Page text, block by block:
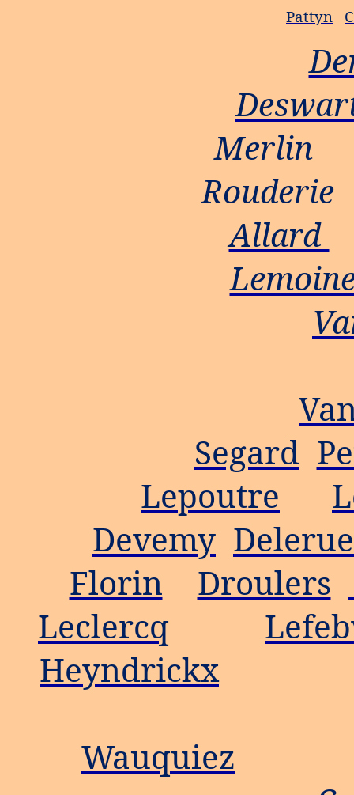
Pattyn
Allard
Segard
Lepoutre
Devemy Delerue
Florin
Droulers
Leclercq
Heyndrickx
Wauquiez